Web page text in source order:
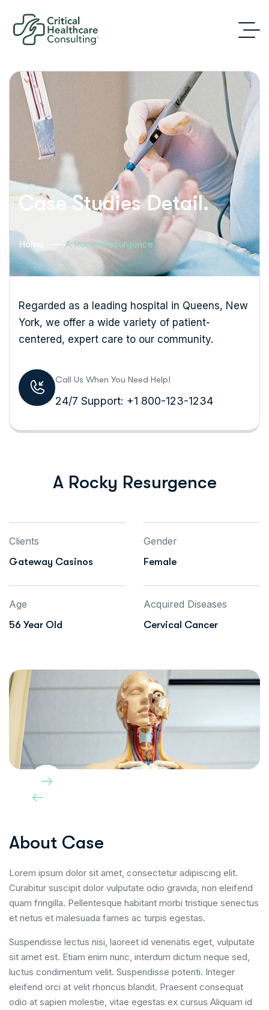
Case Studies Detail.
Home A Rocky Resurgence
Regarded as a leading hospital in Queens, New
York, we offer a wide variety of patient-
centered, expert care to our community.
Call Us When You Need Help!
24/7 Support: +1 800-123-1234
A Rocky Resurgence
Clients
Gateway Casinos
Gender
Female
Age
56 Year Old
Acquired Diseases
Cervical Cancer
About Case
Lorem ipsum dolor sit amet, consectetur adipiscing elit.
Curabitur suscipit dolor vulputate odio gravida, non eleifend
quam fringilla. Pellentesque habitant morbi tristique senectus
et netus et malesuada fames ac turpis egestas.
Suspendisse lectus nisi, laoreet id venenatis eget, vulputate
sit amet est. Etiam enim nunc, interdum dictum neque sed,
luctus condimentum velit. Suspendisse potenti. Integer
eleifend orci at velit rhoncus blandit. Praesent consequat
odio at sapien molestie, vitae egestas ex cursus Aliquam id